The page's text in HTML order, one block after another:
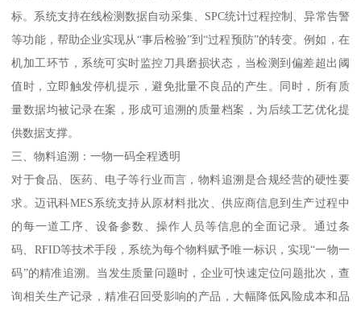
标。系统支持在线检测数据自动采集、SPC统计过程控制、异常告警
等功能，帮助企业实现从“事后检验”到“过程预防”的转变。例如，在
机加工环节，系统可实时监控刀具磨损状态，当检测到偏差超出阈
值时，立即触发停机提示，避免批量不良品的产生。同时，所有质
量数据均被记录在案，形成可追溯的质量档案，为后续工艺优化提
供数据支撑。
三、物料追溯：一物一码全程透明
对于食品、医药、电子等行业而言，物料追溯是合规经营的硬性要
求。迈讯科MES系统支持从原材料批次、供应商信息到生产过程中
的每一道工序、设备参数、操作人员等信息的全面记录。通过条
码、RFID等技术手段，系统为每个物料赋予唯一标识，实现“一物一
码”的精准追溯。当发生质量问题时，企业可快速定位问题批次，查
询相关生产记录，精准召回受影响的产品，大幅降低风险成本和品